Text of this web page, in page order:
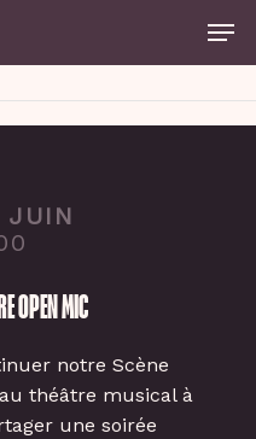
JUIN
OPEN MIC
notre Scène
théâtre musical à
une soirée
Close